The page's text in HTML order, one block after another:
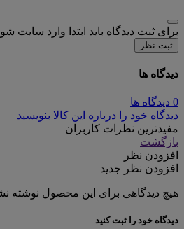
برای ثبت دیدگاه باید ابتدا وارد سایت
ثبت نظر
دیدگاه ها
0 دیدگاه ها
دیدگاه خود را درباره این کالا بنویسید
مفیدترین نظرات کاربران
بازگشت
افزودن نظر
افزودن نظر جدید
هیچ دیدگاهی برای این محصول نوشته
دیدگاه خود را ثبت کنید